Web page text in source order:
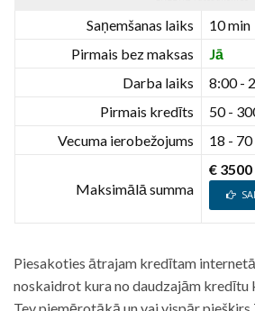
Saņemšanas laiks
10 min
Pirmais bez maksas
Jā
Darba laiks
8:00 -
Pirmais kredīts
50 -
Vecuma ierobežojums
18 -
Maksimālā summa
€ 3500
Piesakoties ātrajam kredītam
noskaidrot kura no daudzajām kredītu